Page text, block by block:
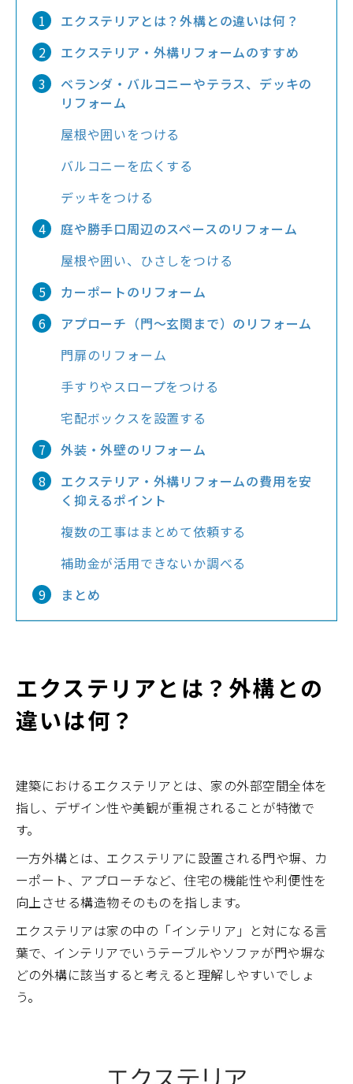
エクステリアとは？外構との違いは何？
エクステリア・外構リフォームのすすめ
ベランダ・バルコニーやテラス、デッキの
リフォーム
屋根や囲いをつける
バルコニーを広くする
デッキをつける
庭や勝手口周辺のスペースのリフォーム
屋根や囲い、ひさしをつける
カーポートのリフォーム
アプローチ（門～玄関まで）のリフォーム
門扉のリフォーム
手すりやスロープをつける
宅配ボックスを設置する
外装・外壁のリフォーム
エクステリア・外構リフォームの費用を安
く抑えるポイント
複数の工事はまとめて依頼する
補助金が活用できないか調べる
まとめ
エクステリアとは？外構との
違いは何？
建築におけるエクステリアとは、家の外部空間全体を
指し、デザイン性や美観が重視されることが特徴で
す。
一方外構とは、エクステリアに設置される門や塀、カ
ーポート、アプローチなど、住宅の機能性や利便性を
向上させる構造物そのものを指します。
エクステリアは家の中の「インテリア」と対になる言
葉で、インテリアでいうテーブルやソファが門や塀な
どの外構に該当すると考えると理解しやすいでしょ
う。